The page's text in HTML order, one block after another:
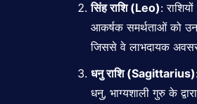
सिंह राशि (Leo):
आकर्षक समर्थताओं को
जिससे वे लाभदायक
धनु राशि (Sagittarius)
धनु, भाग्यशाली गुरु के